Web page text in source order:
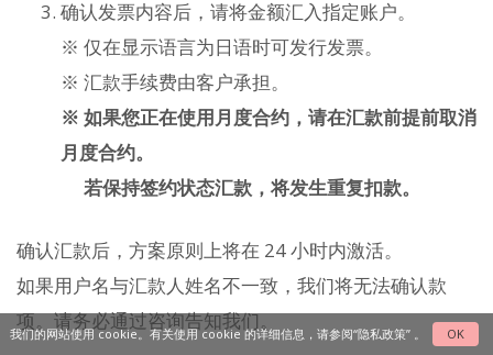
确认发票内容后，请将金额汇入指定账户。
※ 仅在显示语言为日语时可发行发票。
※ 汇款手续费由客户承担。
※ 如果您正在使用月度合约，请在汇款前提前取消
月度合约。
若保持签约状态汇款，将发生重复扣款。
确认汇款后，方案原则上将在 24 小时内激活。
如果用户名与汇款人姓名不一致，我们将无法确认款
项。请务必通过咨询告知我们。
我们的网站使用 cookie。有关使用 cookie 的详细信息，请参阅“隐私政策”。 OK